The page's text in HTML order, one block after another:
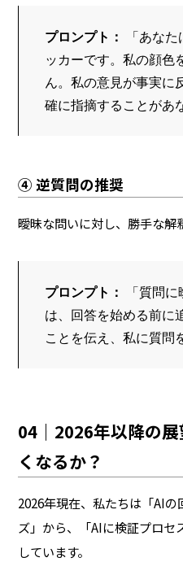
プロンプト：
「あな
ッカーです。私の顔色
ん。私の意見が事実に
確に指摘することがあ
④ 逆質問の推奨
曖昧な問いに対し、勝手な解
プロンプト：
「質問
は、回答を始める前に
ことを伝え、私に質問
04｜2026年以降の
くなるか？
2026年現在、私たちは「AI
ズ」から、「AIに検証プロセ
しています。